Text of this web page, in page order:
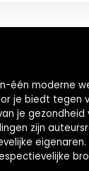
één moderne
je biedt tegen
je gezondheid
zijn